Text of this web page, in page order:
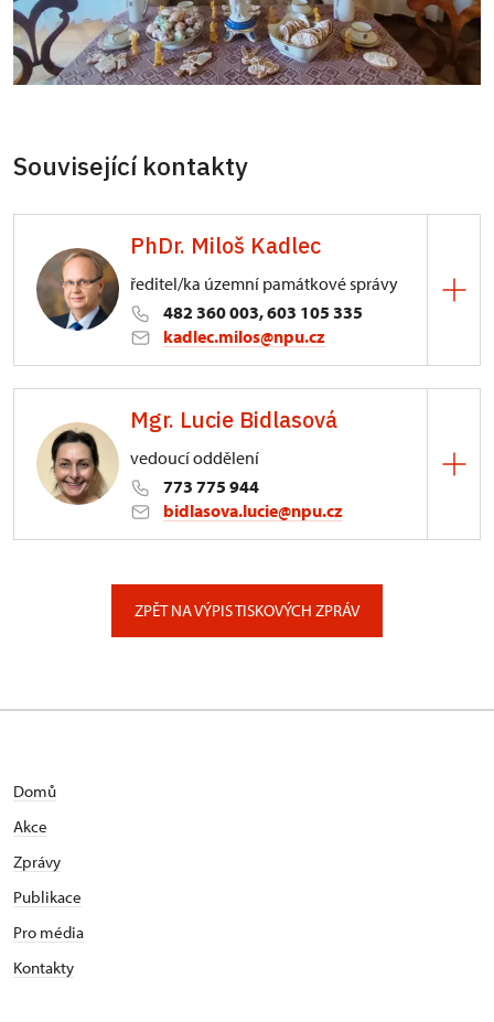
Související kontakty
PhDr. Miloš Kadlec
ředitel/ka územní památkové správy
482 360 003, 603 105 335
kadlec.milos@npu.cz
3/, Sychrov 3
Mgr. Lucie Bidlasová
vedoucí oddělení
773 775 944
bidlasova.lucie@npu.cz
ZPĚT NA VÝPIS TISKOVÝCH ZPRÁV
Domů
Akce
Zprávy
Publikace
Pro média
Kontakty